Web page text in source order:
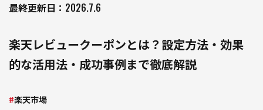
Amazon支援
Yahoo!ショッピング支援
TikTok Shop
特長
支援事例
最終更新日： 2026.7.6
楽天レビュークーポンとは？設定方法・効果
的な活用法・成功事例まで徹底解説
楽天市場